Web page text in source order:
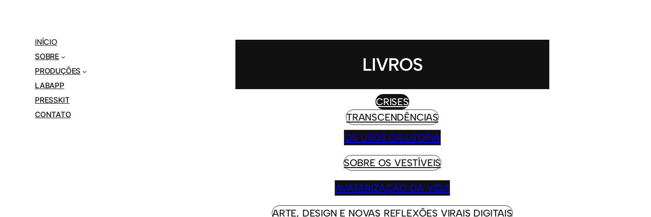
INÍCIO
SOBRE
PRODUÇÕES
LABAPP
PRESSKIT
CONTATO
LIVROS
CRISES
TRANSCENDÊNCIAS
OS USOS DA UTOPIA
SOBRE OS VESTÍVEIS
AVATARIZAÇÃO DA VIDA
ARTE, DESIGN E NOVAS REFLEXÕES VIRAIS DIGITAIS